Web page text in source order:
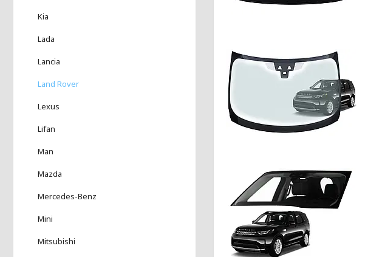
Kia
Lada
Lancia
Land Rover
Lexus
Lifan
Man
Mazda
Mercedes-Benz
Mini
Mitsubishi